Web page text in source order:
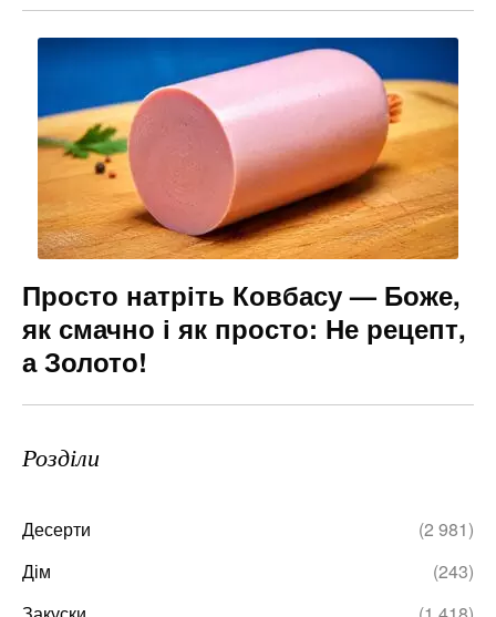
Просто натріть Ковбасу — Боже,
як смачно і як просто: Не рецепт,
а Золото!
Розділи
Десерти
(2 981)
Дім
(243)